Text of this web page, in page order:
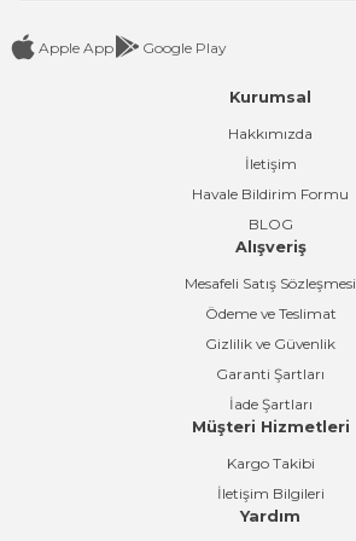
Apple App Google Play
Kurumsal
Hakkımızda
İletişim
Havale Bildirim Formu
BLOG
Alışveriş
Mesafeli Satış Sözleşmesi
Ödeme ve Teslimat
Gizlilik ve Güvenlik
Garanti Şartları
İade Şartları
Müşteri Hizmetleri
Kargo Takibi
İletişim Bilgileri
Yardım